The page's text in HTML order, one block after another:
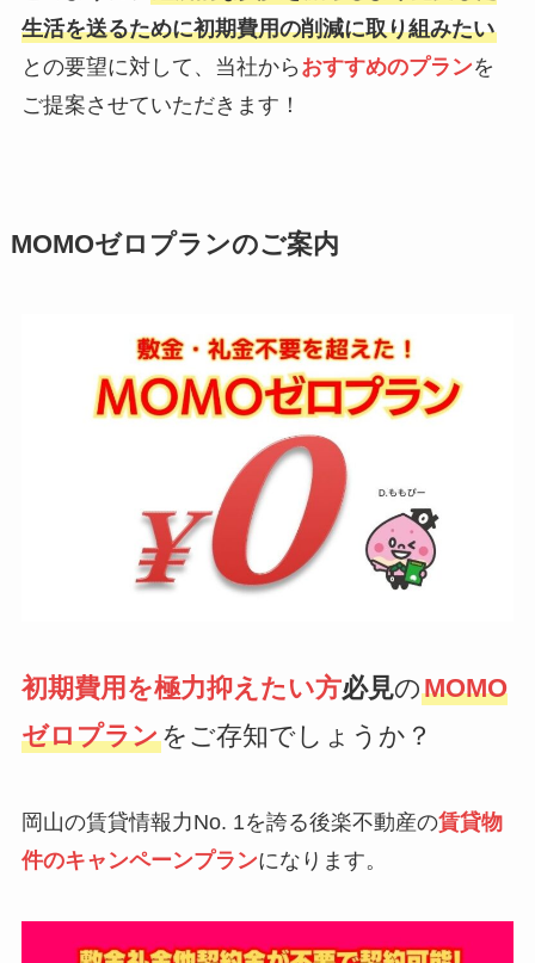
生活を送るために初期費用の削減に取り組みたい
との要望に対して、当社から おすすめのプランを
ご提案させていただきます！
MOMOゼロプランのご案内
初期費用を極力抑えたい方必見のMOMO
ゼロプランをご存知でしょうか？
岡山の賃貸情報力No. 1を誇る後楽不動産の賃貸物
件のキャンペーンプランになります。